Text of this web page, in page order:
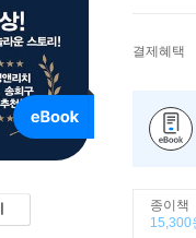
결제혜택
종이책
15,300